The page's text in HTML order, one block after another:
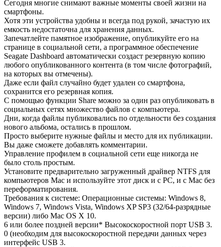
Сегодня многие снимают важные моменты своей жизни на
смартфоны.
Хотя эти устройства удобны и всегда под рукой, зачастую их
емкость недостаточна для хранения данных.
Запечатлейте памятное изображение, опубликуйте его на
странице в социальной сети, а программное обеспечение
Seagate Dashboard автоматически создаст резервную копию
любого опубликованного контента (в том числе фотографий,
на которых вы отмечены).
Даже если файл случайно будет удален со смартфона,
сохранится его резервная копия.
С помощью функции Share можно за один раз опубликовать в
социальных сетях множество файлов с компьютера.
Дни, когда файлы публиковались по отдельности без создания
нового альбома, остались в прошлом.
Просто выберите нужные файлы и место для их публикации.
Вы даже сможете добавлять комментарии.
Управление профилем в социальной сети еще никогда не
было столь простым.
Установите предварительно загруженный драйвер NTFS для
компьютеров Mac и используйте этот диск и с PC, и с Mac без
переформатирования.
Требования к системе: Операционные системы: Windows 8,
Windows 7, Windows Vista, Windows XP SP3 (32/64-разрядные
версии) либо Mac OS X 10.
6 или более поздней версии* Высокоскоростной порт USB 3.
0 (необходим для высокоскоростной передачи данных через
интерфейс USB 3.